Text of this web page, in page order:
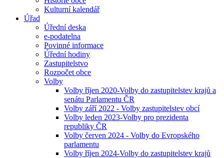
Kulturní kalendář
Úřad
Úřední deska
e-podatelna
Povinné informace
Úřední hodiny
Zastupitelstvo
Rozpočet obce
Volby
Volby říjen 2020-Volby do zastupitelstev krajů a
senátu Parlamentu ČR
Volby září 2022 - Volby zastupitelstev obcí
Volby leden 2023-Volby pro prezidenta
republiky ČR
Volby červen 2024 - Volby do Evropského
parlamentu
Volby říjen 2024-Volby do zastupitelstev krajů